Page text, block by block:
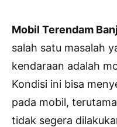
Mobil Terendam
salah satu masalah
kendaraan adalah
Kondisi ini bisa
pada mobil,
tidak segera